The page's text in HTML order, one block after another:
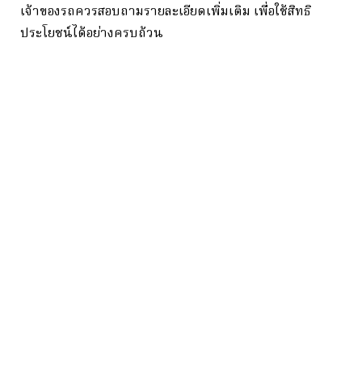
เจ้าของรถควรสอบถามรายละเอียดเพิ่มเติม เพื่อใช้สิทธิ
ประโยชน์ได้อย่างครบถ้วน